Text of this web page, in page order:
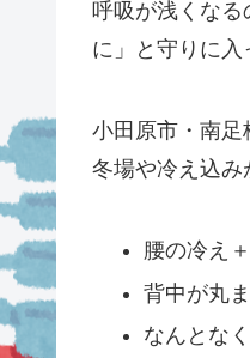
呼吸が浅くなる
に」と守りに入
小田原市・南足
冬場や冷え込み
腰の冷え
背中が丸
なんとな